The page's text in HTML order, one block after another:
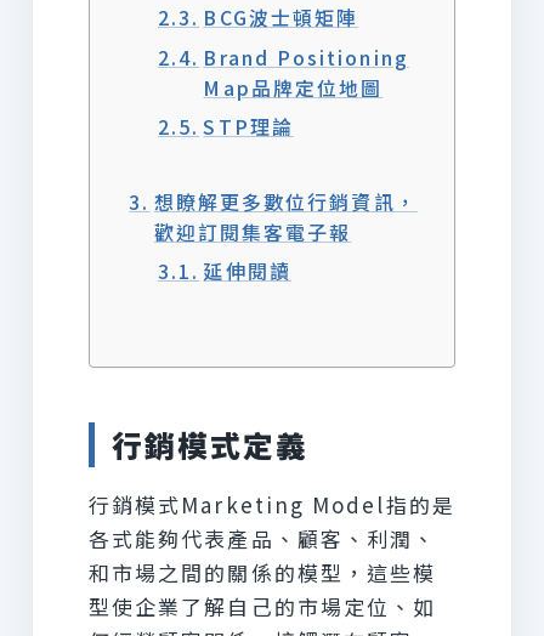
BCG波士頓矩陣
Brand Positioning
Map品牌定位地圖
STP理論
想瞭解更多數位行銷資訊，
歡迎訂閱集客電子報
延伸閱讀
行銷模式定義
行銷模式Marketing Model指的是
各式能夠代表產品、顧客、利潤、
和市場之間的關係的模型，這些模
型使企業了解自己的市場定位、如